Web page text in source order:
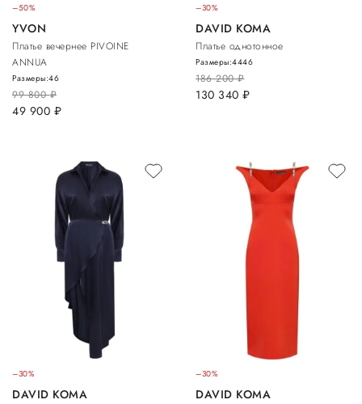
–50%
YVON
Платье вечернее PIVOINE
ANNUA
99 800руб.
49 900 руб.
Размеры:46
–30%
DAVID KOMA
Платье однотонное
186 200руб.
130 340 руб.
Размеры:4446
–30%
DAVID KOMA
–30%
DAVID KOMA